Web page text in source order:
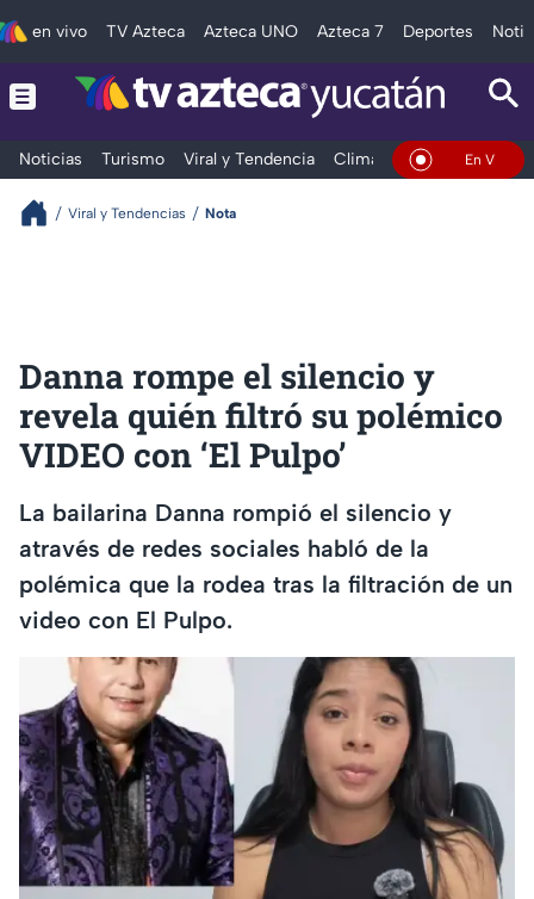
en vivo TV Azteca Azteca UNO Azteca 7 Deportes
Noticias Turismo Viral y Tendencia Clima DeportesEn Vivo
Viral y Tendencias Nota
Danna rompe el silencio y
revela quién filtró su polémico
VIDEO con ‘El Pulpo’
La bailarina Danna rompió el silencio y
através de redes sociales habló de la
polémica que la rodea tras la filtración de un
video con El Pulpo.